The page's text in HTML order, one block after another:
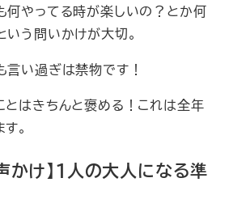
何やってる時が楽しいの？とか何
う問いかけが大切。
言い過ぎは禁物です！
とはきちんと褒める！これは全年
。
かけ】１人の大人になる準